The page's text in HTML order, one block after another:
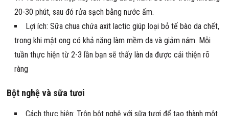
20-30 phút, sau đó rửa sạch bằng nước ấm.
Lợi ích: Sữa chua chứa axit lactic giúp loại bỏ tế bào da chết,
trong khi mật ong có khả năng làm mềm da và giảm nám. Mỗi
tuần thực hiện từ 2-3 lần bạn sẽ thấy làn da được cải thiện rõ
ràng
Bột nghệ và sữa tươi
Cách thực hiện: Trộn bột nghệ với sữa tươi để tạo thành một